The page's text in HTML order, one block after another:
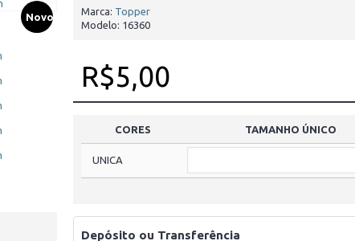
Novo Marca: Topper
Modelo: 16360
R$5,00
CORES TAMANHO ÚNICO
UNICA
Depósito ou Transferência